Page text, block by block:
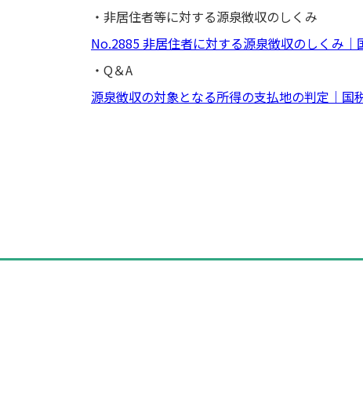
・非居住者等に対する源泉徴収のしくみ
No.2885 非居住者に対する源泉徴収のしくみ｜
・Q＆A
源泉徴収の対象となる所得の支払地の判定｜国
ー